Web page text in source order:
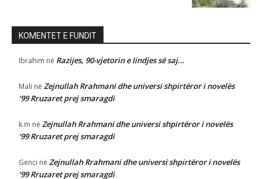
KOMENTET E FUNDIT
Ibrahim në Razijes, 90-vjetorin e lindjes së saj…
Mali në Zejnullah Rrahmani dhe universi shpirtëror i novelës
‘99 Rruzaret prej smaragdi
k.m në Zejnullah Rrahmani dhe universi shpirtëror i novelës
‘99 Rruzaret prej smaragdi
Genci në Zejnullah Rrahmani dhe universi shpirtëror i novelës
‘99 Rruzaret prej smaragdi